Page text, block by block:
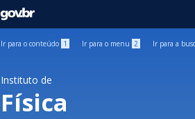
GOVBR
Ir para o conteúdo 1 Ir para o menu 2 Ir para a
Instituto de
Física